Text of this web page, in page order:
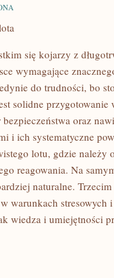
się kojarzy z
wymagające
do trudności, bo
solidne przygotowanie
oraz
i ich systematyczne
lotu, gdzie należy
reagowania. Na
naturalne.
warunkach stresowych
wiedza i umiejętności